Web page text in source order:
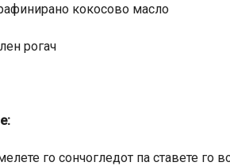
кокосово масло
рогач
го сончогледот па ставете го